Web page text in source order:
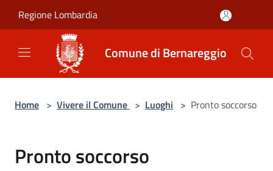
Regione Lombardia
Comune di Bernareggio
Home > Vivere il Comune > Luoghi > Pronto soccorso
Pronto soccorso